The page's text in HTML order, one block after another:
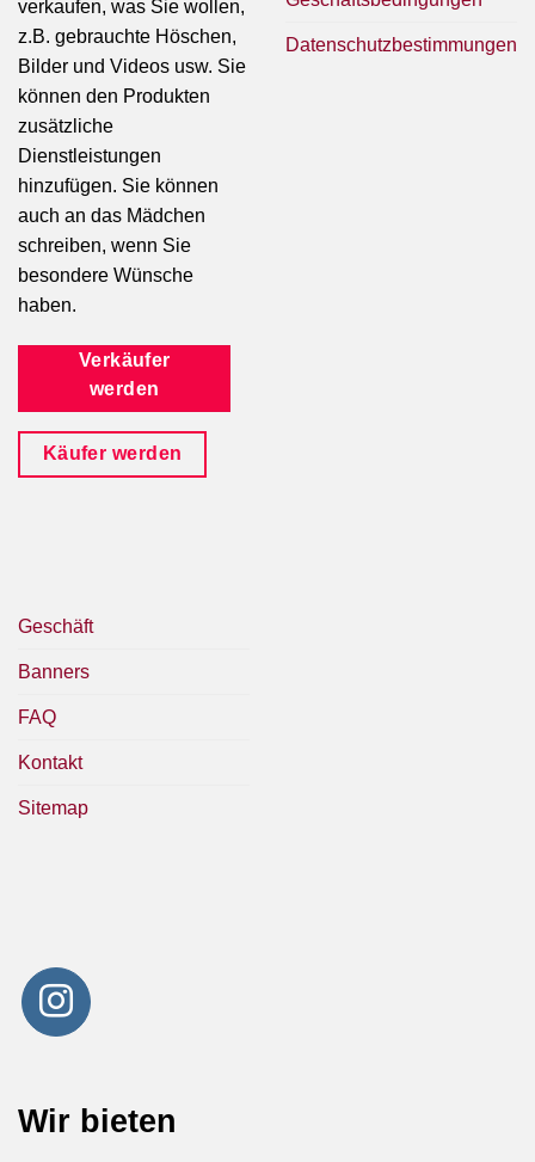
verkaufen, was Sie wollen,
z.B. gebrauchte Höschen,
Bilder und Videos usw. Sie
können den Produkten
zusätzliche
Dienstleistungen
hinzufügen. Sie können
auch an das Mädchen
schreiben, wenn Sie
besondere Wünsche
haben.
Verkäufer
werden
Käufer werden
Datenschutzbestimmungen
Geschäft
Banners
FAQ
Kontakt
Sitemap
Wir bieten